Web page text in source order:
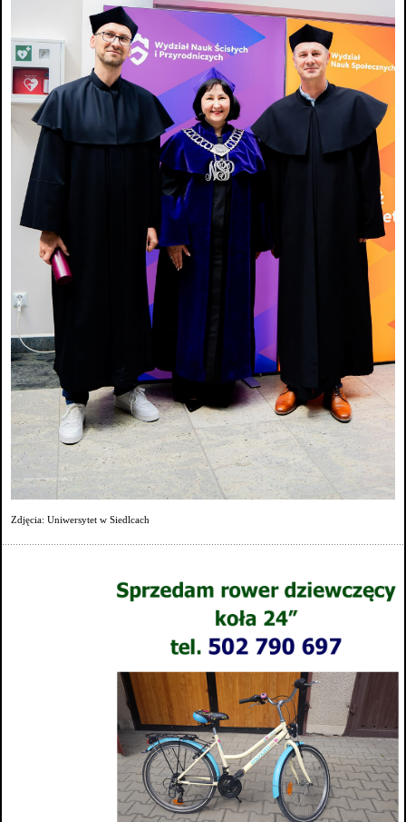
Zdjęcia: Uniwersytet w Siedlcach